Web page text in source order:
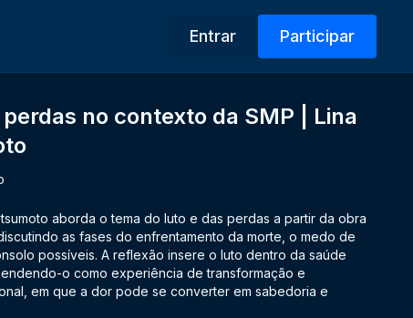
Entrar Participar
no contexto da SMP | Lina
aborda o tema do luto e das perdas a partir da obra
as fases do enfrentamento da morte, o medo de
possíveis. A reflexão insere o luto dentro da saúde
o como experiência de transformação e
em que a dor pode se converter em sabedoria e